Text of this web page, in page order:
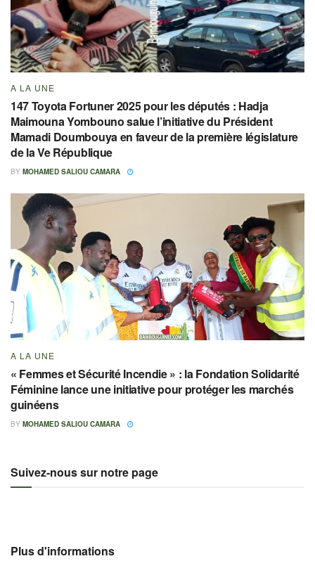
A LA UNE
147 Toyota Fortuner 2025 pour les députés : Hadja
Maimouna Yombouno salue l’initiative du Président
Mamadi Doumbouya en faveur de la première législature
de la Ve République
BY MOHAMED SALIOU CAMARA
A LA UNE
« Femmes et Sécurité Incendie » : la Fondation Solidarité
Féminine lance une initiative pour protéger les marchés
guinéens
BY MOHAMED SALIOU CAMARA
Suivez-nous sur notre page
Plus d'informations